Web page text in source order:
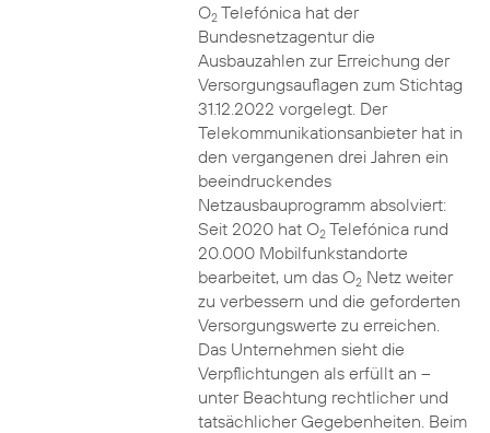
O2Telefónica hat der
Bundesnetzagentur die
Ausbauzahlen zur Erreichung der
Versorgungsauflagen zum Stichtag
31.12.2022 vorgelegt. Der
Telekommunikationsanbieter hat in
den vergangenen drei Jahren ein
beeindruckendes
Netzausbauprogramm absolviert:
Seit 2020 hat O2Telefónica rund
20.000 Mobilfunkstandorte
bearbeitet, um das O2Netz weiter
zu verbessern und die geforderten
Versorgungswerte zu erreichen.
Das Unternehmen sieht die
Verpflichtungen als erfüllt an –
unter Beachtung rechtlicher und
tatsächlicher Gegebenheiten. Beim